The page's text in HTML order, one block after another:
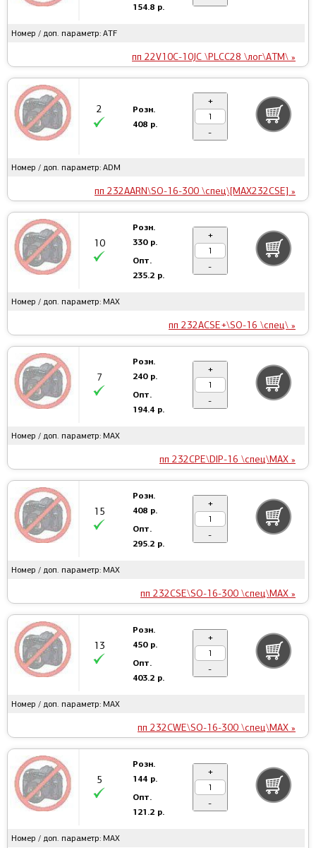
Номер / доп. параметр: ATF
пп 22V10C-10JC \PLCC28 \лог\ATM\ »
154.8 р.
Номер / доп. параметр: ADM
пп 232AARN\SO-16-300 \спец\[MAX232CSE] »
2
Розн.
408 р.
+
-
Номер / доп. параметр: MAX
пп 232ACSE+\SO-16 \спец\ »
10
Розн.
330 р.
Опт.
235.2 р.
+
-
Номер / доп. параметр: MAX
пп 232CPE\DIP-16 \спец\MAX »
7
Розн.
240 р.
Опт.
194.4 р.
+
-
Номер / доп. параметр: MAX
пп 232CSE\SO-16-300 \спец\MAX »
15
Розн.
408 р.
Опт.
295.2 р.
+
-
Номер / доп. параметр: MAX
пп 232CWE\SO-16-300 \спец\MAX »
13
Розн.
450 р.
Опт.
403.2 р.
+
-
Номер / доп. параметр: MAX
5
Розн.
144 р.
Опт.
121.2 р.
+
-